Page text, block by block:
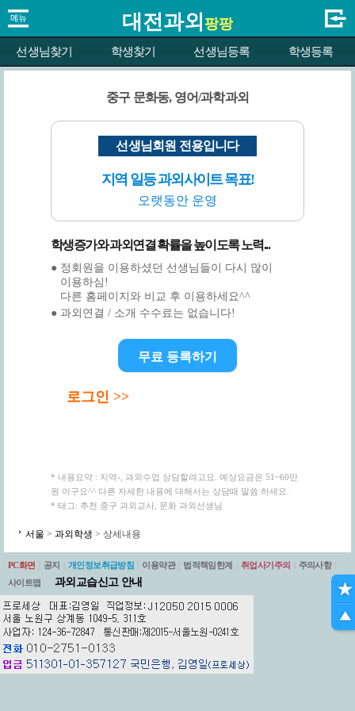
대전과외 팡팡
선생님찾기 학생찾기 선생님등록 학생등록
중구 문화동, 영어/과학과외
선생님회원 전용입니다
지역 일등 과외사이트 목표!
오랫동안 운영
학생증가와 과외연결 확률을 높이도록 노력...
● 정회원을 이용하셨던 선생님들이 다시 많이
이용하심!
다른 홈페이지와 비교 후 이용하세요^^
● 과외연결 / 소개 수수료는 없습니다!
무료 등록하기
로그인 >>
* 내용요약 : 지역-, 과외수업 상담할려고요. 예상요금은 51~60만
원 이구요^^ 다른 자세한 내용에 대해서는 상담때 말씀 하세요.
* 태그: 추천 중구 과외교사, 문화 과외선생님
서울 > 과외학생 > 상세내용
PC화면 공지 개인정보취급방침 이용약관 법적책임한계 취업사기주의 주의사항
사이트맵
과외교습신고 안내